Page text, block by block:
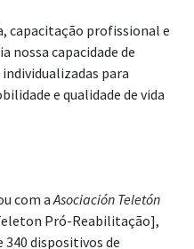
capacitação profissional e
nossa capacidade de
para
e qualidade de vida
com a Asociación Teletón
Pró-Reabilitação],
340 dispositivos de